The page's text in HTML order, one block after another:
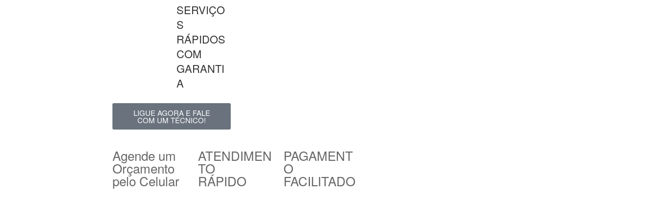
SERVIÇO
S
RÁPIDOS
COM
GARANTI
A
LIGUE AGORA E FALE
COM UM TÉCNICO!
Agende um
Orçamento
pelo Celular
ATENDIMEN
TO
RÁPIDO
PAGAMENT
O
FACILITADO